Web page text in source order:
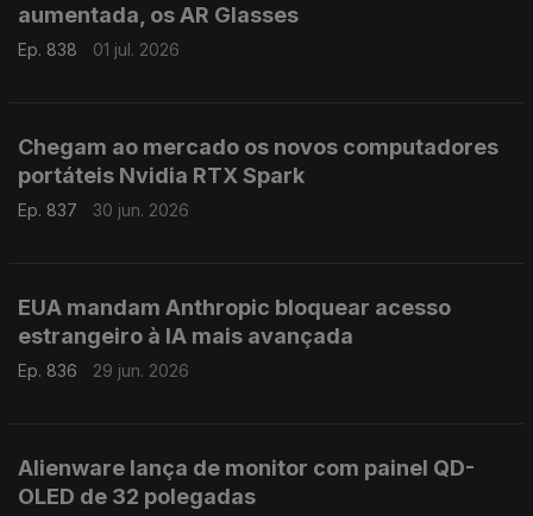
aumentada, os AR Glasses
Ep. 838 01 jul. 2026
Chegam ao mercado os novos computadores
portáteis Nvidia RTX Spark
Ep. 837 30 jun. 2026
EUA mandam Anthropic bloquear acesso
estrangeiro à IA mais avançada
Ep. 836 29 jun. 2026
Alienware lança de monitor com painel QD-
OLED de 32 polegadas